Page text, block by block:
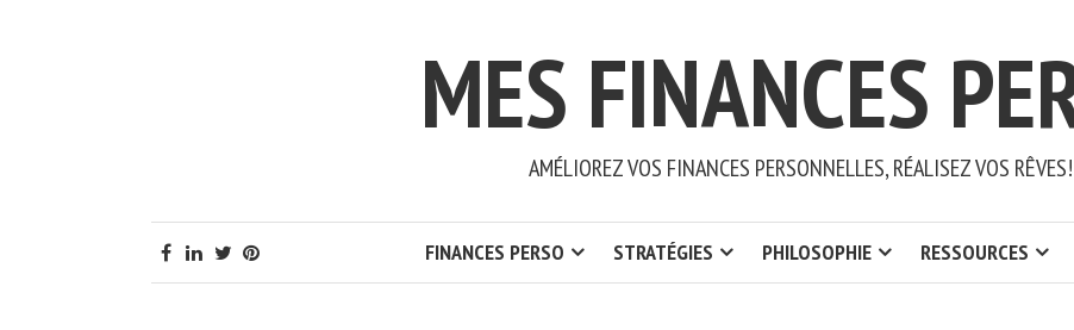
MES FINANCES
AMÉLIOREZ VOS FINANCES PERSONNELLES, RÉALISEZ VOS RÊVES!
FINANCES PERSO STRATÉGIES PHILOSOPHIE RESSOURCES